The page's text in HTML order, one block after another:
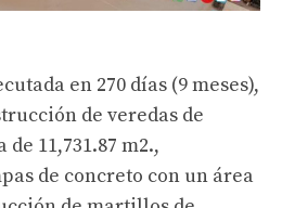
en 270 días (9 meses),
de veredas de
11,731.87 m2.,
de concreto con un área